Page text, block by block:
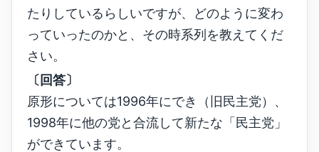
たりしているらしいですが、どのように変わ
っていったのかと、その時系列を教えてくだ
さい。
〔回答〕
原形については1996年にでき（旧民主党）、
1998年に他の党と合流して新たな「民主党」
ができています。